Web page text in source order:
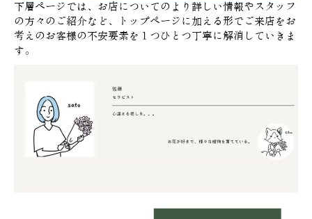
下層ページでは、お店についてのより詳しい情報やスタッフ
の方々のご紹介など、トップページに加える形でご来店をお
考えのお客様の不安要素を１つひとつ丁寧に解消していきま
す。